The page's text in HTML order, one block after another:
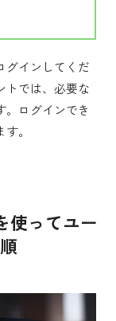
グインしてくだ
トでは、必要な
。ログインでき
。
使ってユー